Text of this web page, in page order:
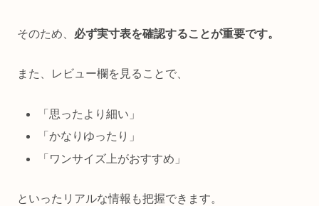
そのため、 必ず実寸表を確認することが重要です。
また、レビュー欄を見ることで、
「思ったより細い」
「かなりゆったり」
「ワンサイズ上がおすすめ」
といったリアルな情報も把握できます。